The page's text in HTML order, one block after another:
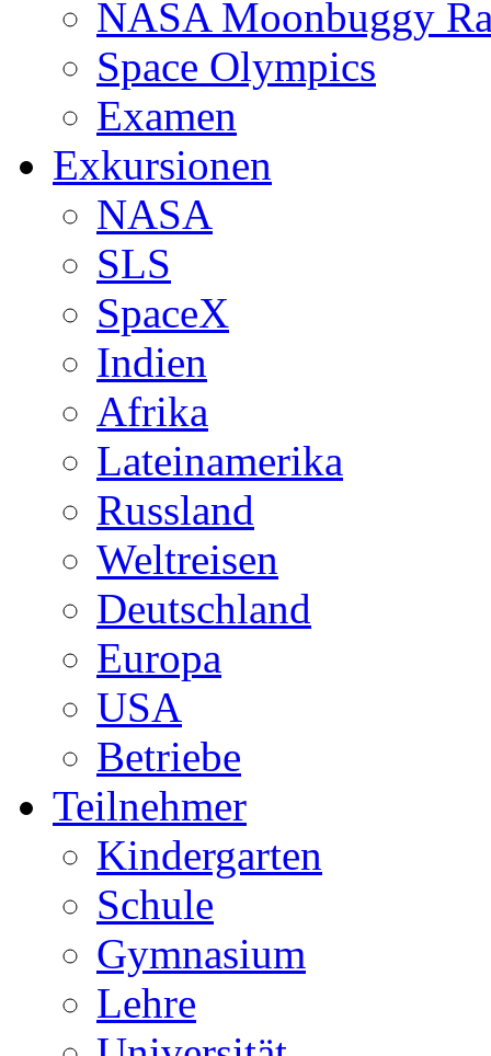
NASA Moonbuggy
Space Olympics
Examen
Exkursionen
NASA
SLS
SpaceX
Indien
Afrika
Lateinamerika
Russland
Weltreisen
Deutschland
Europa
USA
Betriebe
Teilnehmer
Kindergarten
Schule
Gymnasium
Lehre